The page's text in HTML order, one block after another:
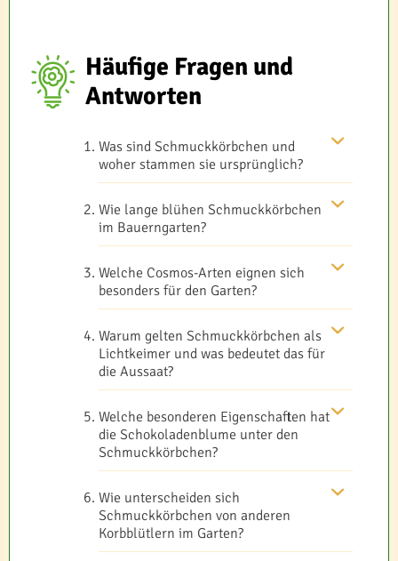
Häufige Fragen und
Antworten
Was sind Schmuckkörbchen und
woher stammen sie ursprünglich?
Wie lange blühen Schmuckkörbchen
im Bauerngarten?
Welche Cosmos-Arten eignen sich
besonders für den Garten?
Warum gelten Schmuckkörbchen als
Lichtkeimer und was bedeutet das für
die Aussaat?
Welche besonderen Eigenschaften hat
die Schokoladenblume unter den
Schmuckkörbchen?
Wie unterscheiden sich
Schmuckkörbchen von anderen
Korbblütlern im Garten?